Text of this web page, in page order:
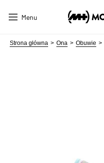
Menu
Strona główna Ona Obuwie